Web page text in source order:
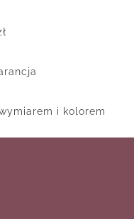
i kolorem